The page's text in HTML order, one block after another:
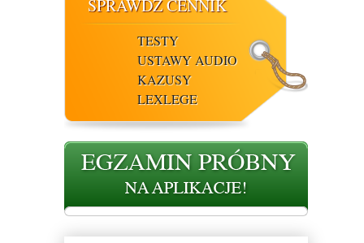
SPRAWDŹ CENNIK
TESTY
USTAWY AUDIO
KAZUSY
LEXLEGE